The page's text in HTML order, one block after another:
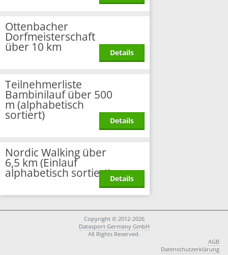
Ottenbacher
Dorfmeisterschaft
über 10 km Details
Teilnehmerliste
Bambinilauf über 500
m (alphabetisch
sortiert) Details
Nordic Walking über
6,5 km (Einlauf
alphabetisch sortiert)Details
Copyright © 2012-2026
Datasport Germany GmbH
All Rights Reserved.
AGB
Datenschutzerklärung